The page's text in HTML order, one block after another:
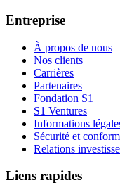
Entreprise
À propos de nous
Nos clients
Carrières
Partenaires
Fondation S1
S1 Ventures
Informations
Sécurité et
Relations
Liens rapides